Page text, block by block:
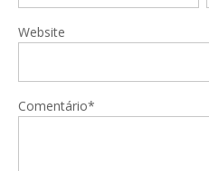
Website
Comentário*